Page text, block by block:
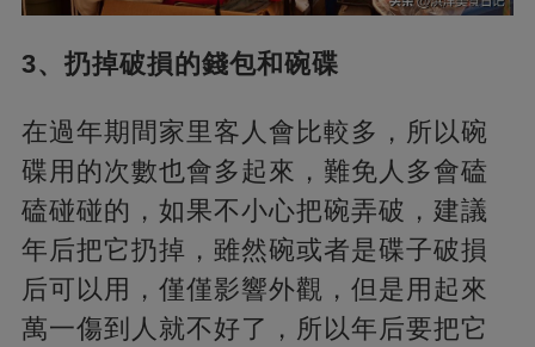
3、扔掉破損的錢包和碗碟
在過年期間家里客人會比較多，所以碗
碟用的次數也會多起來，難免人多會磕
磕碰碰的，如果不小心把碗弄破，建議
年后把它扔掉，雖然碗或者是碟子破損
后可以用，僅僅影響外觀，但是用起來
萬一傷到人就不好了，所以年后要把它